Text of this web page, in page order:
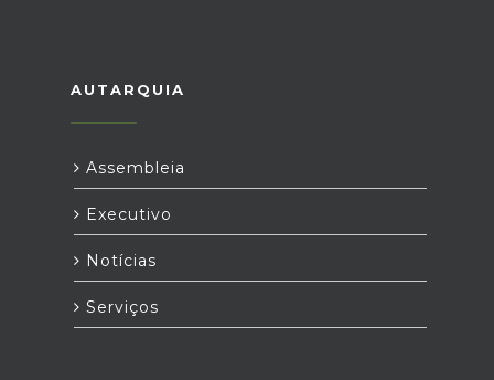
AUTARQUIA
Assembleia
Executivo
Notícias
Serviços